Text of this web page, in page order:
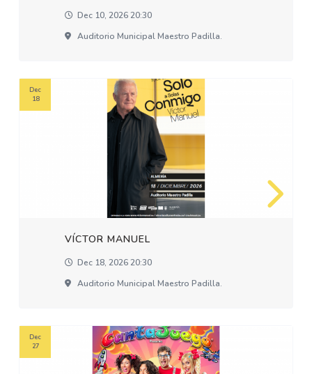
Dec 10, 2026 20:30
Auditorio Municipal Maestro Padilla.
VÍCTOR MANUEL
Dec 18, 2026 20:30
Auditorio Municipal Maestro Padilla.
Dec
18
Dec
27